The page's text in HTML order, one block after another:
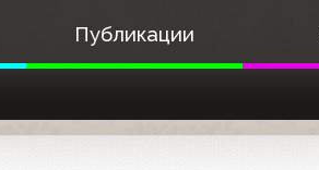
Публикации